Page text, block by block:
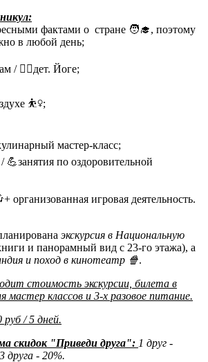
фактами о стране 🧑‍🎓, поэтому
в любой день;
/ 🧘‍♀️дет. Йоге;
⛹️‍♀️;
мастер-класс;
по оздоровительной
организованная игровая деятельность.
экскурсия в Национальную
и панорамный вид с 23-го этажа), а
и поход в кинотеатр 🍿.
стоимость экскурсии, билета в
мастер классов и 3-х разовое питание.
руб / 5 дней.
скидок "Приведи друга": 1 друг -
3 друга - 20%.